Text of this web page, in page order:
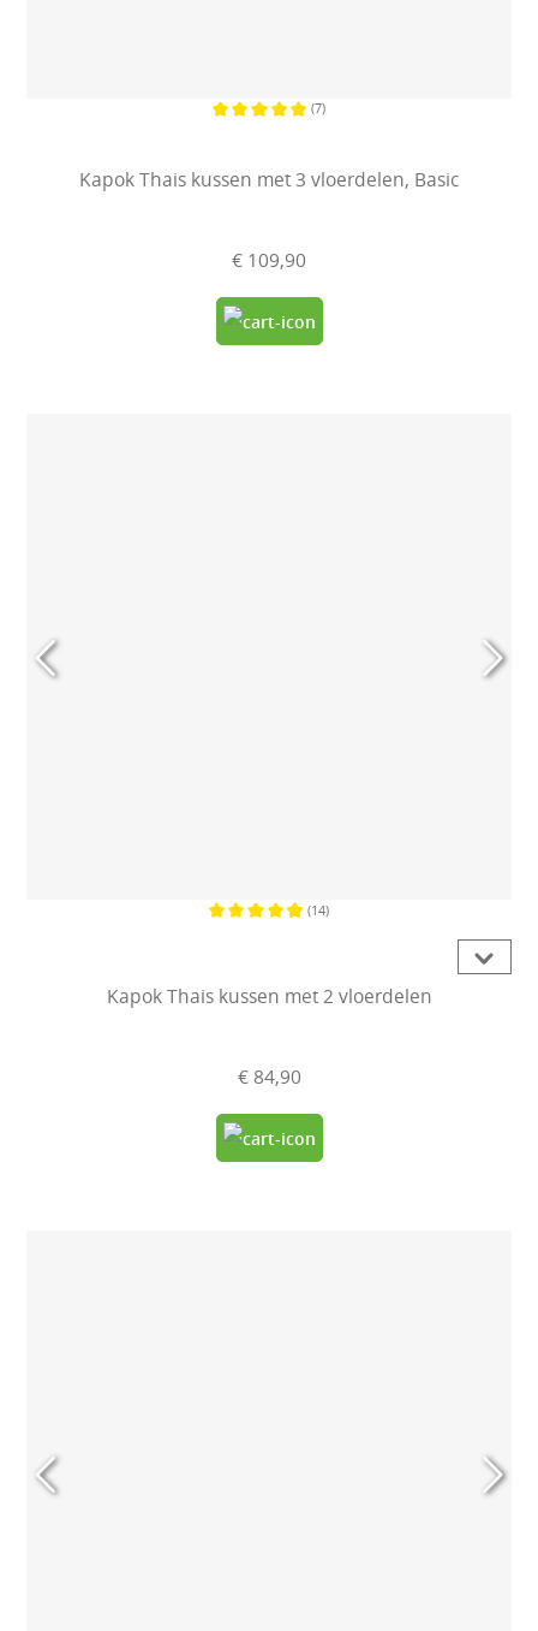
(7)
Kapok Thais kussen met 3 vloerdelen, Basic
€ 109,90
Gemiddelde waardering van 4.9
(14)
Kapok Thais kussen met 2 vloerdelen
€ 84,90